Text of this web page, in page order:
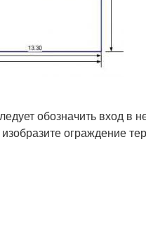
обозначить вход в
ограждение